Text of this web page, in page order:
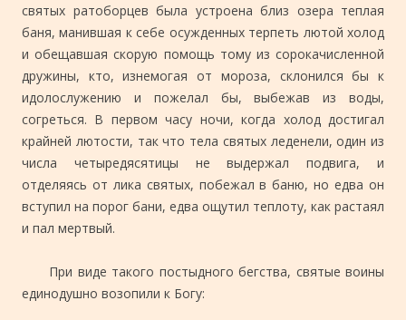
святых ратоборцев была устроена близ озера теплая
баня, манившая к себе осужденных терпеть лютой холод
и обещавшая скорую помощь тому из сорокачисленной
дружины, кто, изнемогая от мороза, склонился бы к
идолослужению и пожелал бы, выбежав из воды,
согреться. В первом часу ночи, когда холод достигал
крайней лютости, так что тела святых леденели, один из
числа четыредясятицы не выдержал подвига, и
отделяясь от лика святых, побежал в баню, но едва он
вступил на порог бани, едва ощутил теплоту, как растаял
и пал мертвый.
При виде такого постыдного бегства, святые воины
единодушно возопили к Богу: